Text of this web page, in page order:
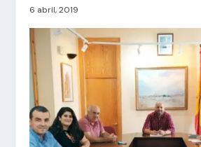
6 abril, 2019